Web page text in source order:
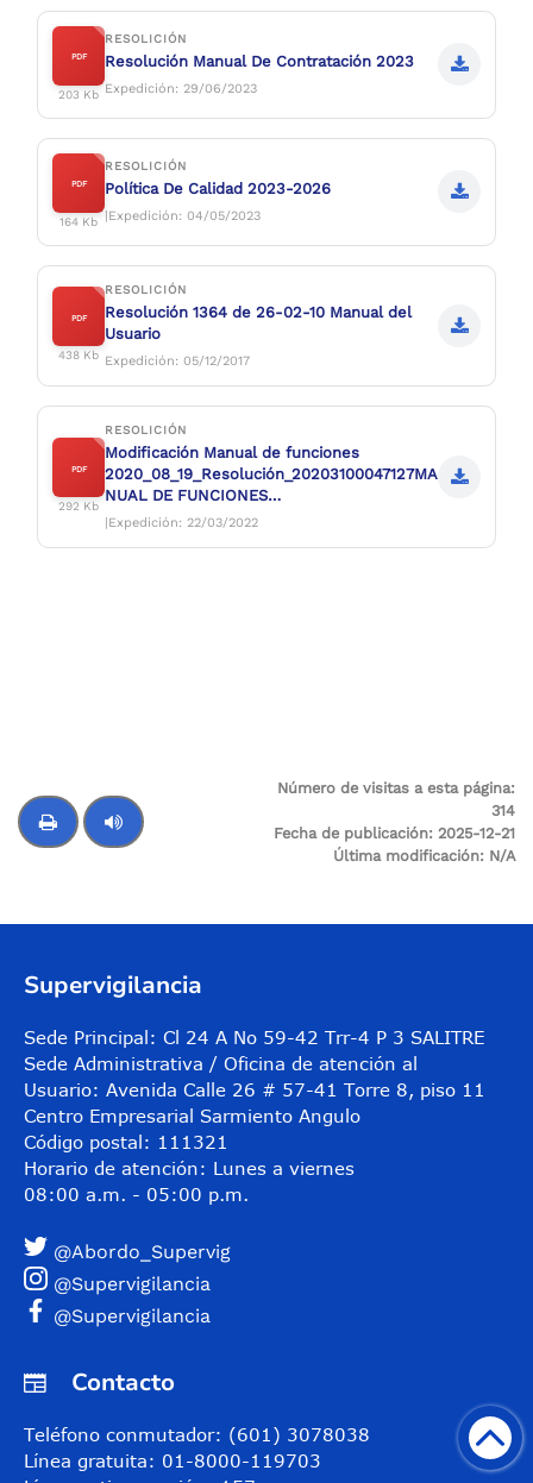
PDF
203 Kb
RESOLICIÓN
Resolución Manual De Contratación 2023
Expedición: 29/06/2023
PDF
164 Kb
RESOLICIÓN
Política De Calidad 2023-2026
|Expedición: 04/05/2023
PDF
438 Kb
RESOLICIÓN
Resolución 1364 de 26-02-10 Manual del
Usuario
Expedición: 05/12/2017
PDF
292 Kb
RESOLICIÓN
Modificación Manual de funciones
2020_08_19_Resolución_20203100047127MA
NUAL DE FUNCIONES
2020_08_19_Resolución_20203100047127
|Expedición: 22/03/2022
Número de visitas a esta página:
314
Fecha de publicación: 2025-12-21
Última modificación: N/A
Supervigilancia
Sede Principal: Cl 24 A No 59-42 Trr-4 P 3 SALITRE
Sede Administrativa / Oficina de atención al
Usuario: Avenida Calle 26 # 57-41 Torre 8, piso 11
Centro Empresarial Sarmiento Angulo
Código postal: 111321
Horario de atención: Lunes a viernes
08:00 a.m. - 05:00 p.m.
@Abordo_Supervig
@Supervigilancia
@Supervigilancia
Contacto
Teléfono conmutador: (601) 3078038
Línea gratuita: 01-8000-119703